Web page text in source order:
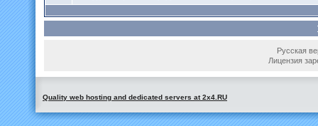
Русская
Лицензия
Quality web hosting and dedicated servers at 2x4.RU